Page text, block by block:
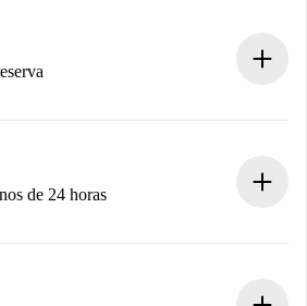
necessárias
até que o proprietário confirme.
de 24 horas